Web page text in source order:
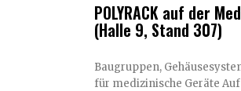
POLYRACK auf der
(Halle 9, Stand 307)
Baugruppen,
für medizinische Geräte Auf der MedtecLIVE